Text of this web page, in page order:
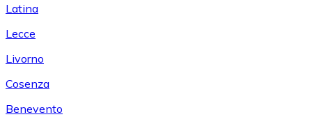
Latina
Lecce
Livorno
Cosenza
Benevento